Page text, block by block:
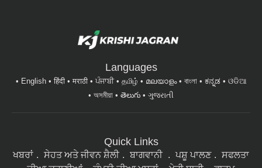
Languages
English हिंदी मराठी ਪੰਜਾਬੀ தமிழ் മലയാളം বাংলা ಕನ್ನಡ
ଓଡିଆ
অসমীয়া
తెలుగు ગુજરાતી
Quick Links
ਖਬਰਾਂ ਸੇਹਤ ਅਤੇ ਜੀਵਨ ਸ਼ੈਲੀ ਬਾਗਵਾਨੀ ਪਸ਼ੂ ਪਾਲਣ
ਸਫਲਤਾ